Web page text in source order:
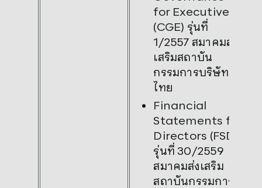
for Executives
(CGE) รุ่นที่
1/2557 สมาคมส่ง
เสริมสถาบัน
กรรมการบริษัท
ไทย
Financial
Statements for
Directors (FSD)
รุ่นที่ 30/2559
สมาคมส่งเสริม
สถาบันกรรมการ